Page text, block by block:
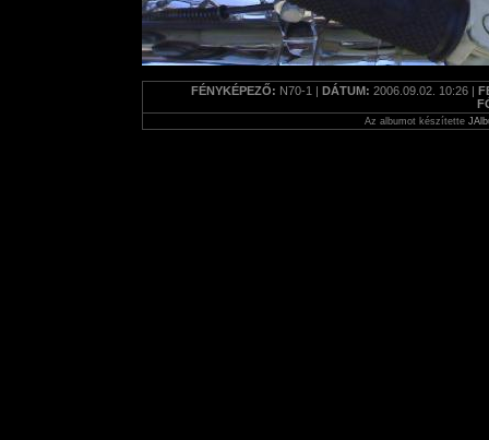
FÉNYKÉPEZŐ: N70-1 | DÁTUM: 2006.09.02. 10:26 |
Az albumot készítette